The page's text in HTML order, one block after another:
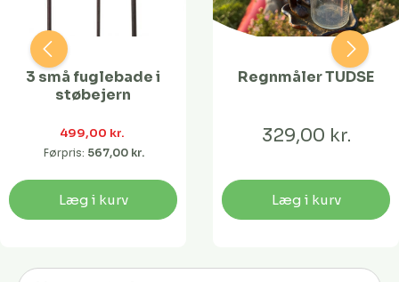
3 små fuglebade i
støbejern
499,00 kr.
Førpris: 567,00 kr.
Læg i kurv
Regnmåler TUDSE
329,00 kr.
Læg i kurv